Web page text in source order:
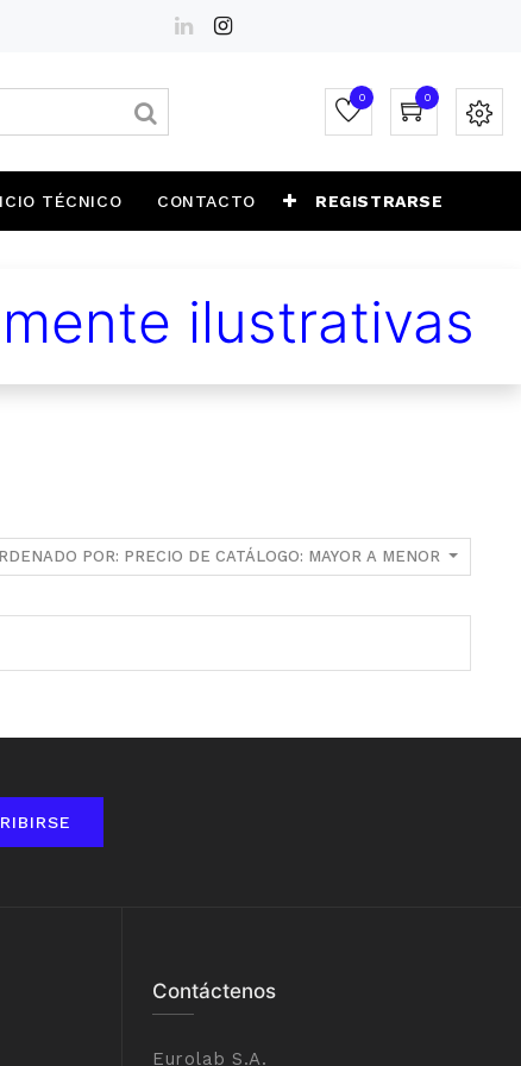
0 0
TÉCNICO CONTACTO REGISTRARSE
ilustrativas
POR: PRECIO DE CATÁLOGO: MAYOR A MENOR
Contáctenos
Eurolab S.A.